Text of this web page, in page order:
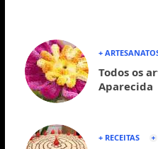
+
Todos os
Aparecida
+ RECEITAS